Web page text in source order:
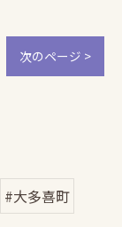
次のページ >
#大多喜町